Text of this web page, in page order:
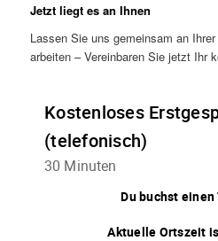
Jetzt liegt es an Ihnen
Lassen Sie uns gemeinsam an
arbeiten – Vereinbaren Sie jetzt Ihr